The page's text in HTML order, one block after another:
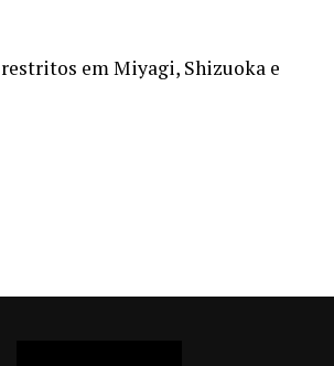
em Miyagi, Shizuoka e